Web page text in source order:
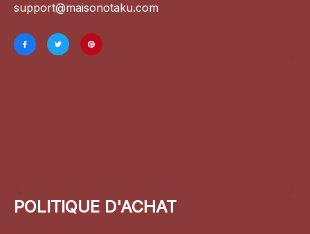
support@maisonotaku.com
POLITIQUE D'ACHAT